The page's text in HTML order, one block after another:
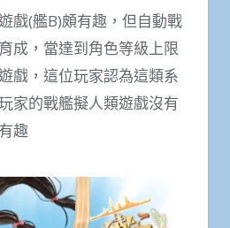
戲(艦B)頗有趣，但自動戰
成，當達到角色等級上限
戲，這位玩家認為這類系
家的戰艦擬人類遊戲沒有
趣